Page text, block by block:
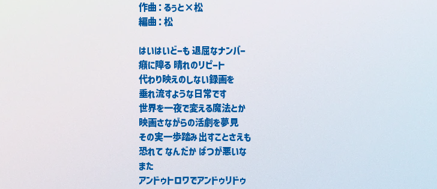
作曲：るぅと×松
編曲：松
はいはいどーも 退屈なナンバー
癪に障る 晴れのリピート
代わり映えのしない録画を
垂れ流すような日常です
世界を一夜で変える魔法とか
映画さながらの活劇を夢見
その実一歩踏み出すことさえも
恐れて なんだか ばつが悪いな
また
アンドゥトロワでアンドゥリドゥ